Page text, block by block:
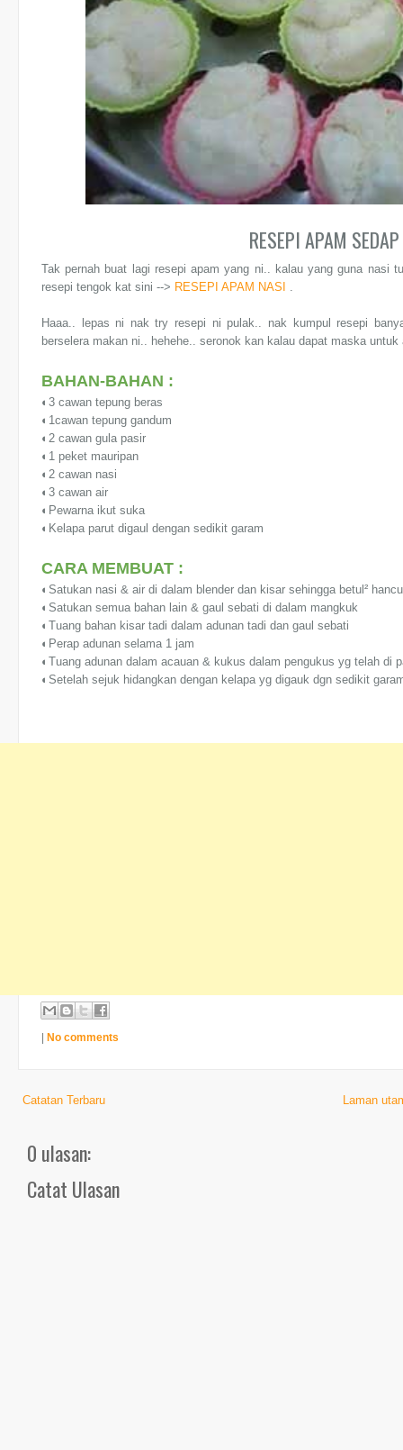
RESEPI APAM
Tak pernah buat lagi resepi apam yang ni.. kalau yang guna nasi
resepi tengok kat sini --> RESEPI APAM NASI .
Haaa.. lepas ni nak try resepi ni pulak.. nak kumpul resepi
berselera makan ni.. hehehe.. seronok kan kalau dapat maska untuk
BAHAN-BAHAN :
◐3 cawan tepung beras
◐1cawan tepung gandum
◐2 cawan gula pasir
◐1 peket mauripan
◐2 cawan nasi
◐3 cawan air
◐Pewarna ikut suka
◐Kelapa parut digaul dengan sedikit garam
CARA MEMBUAT :
◐Satukan nasi & air di dalam blender dan kisar sehingga betul²
◐Satukan semua bahan lain & gaul sebati di dalam mangkuk
◐Tuang bahan kisar tadi dalam adunan tadi dan gaul sebati
◐Perap adunan selama 1 jam
◐Tuang adunan dalam acauan & kukus dalam pengukus yg telah di
◐Setelah sejuk hidangkan dengan kelapa yg digauk dgn sedikit
| No comments
Catatan Terbaru Laman
0 ulasan:
Catat Ulasan